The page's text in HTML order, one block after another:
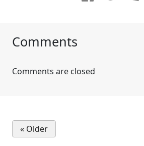
Comments
Comments are closed
« Older